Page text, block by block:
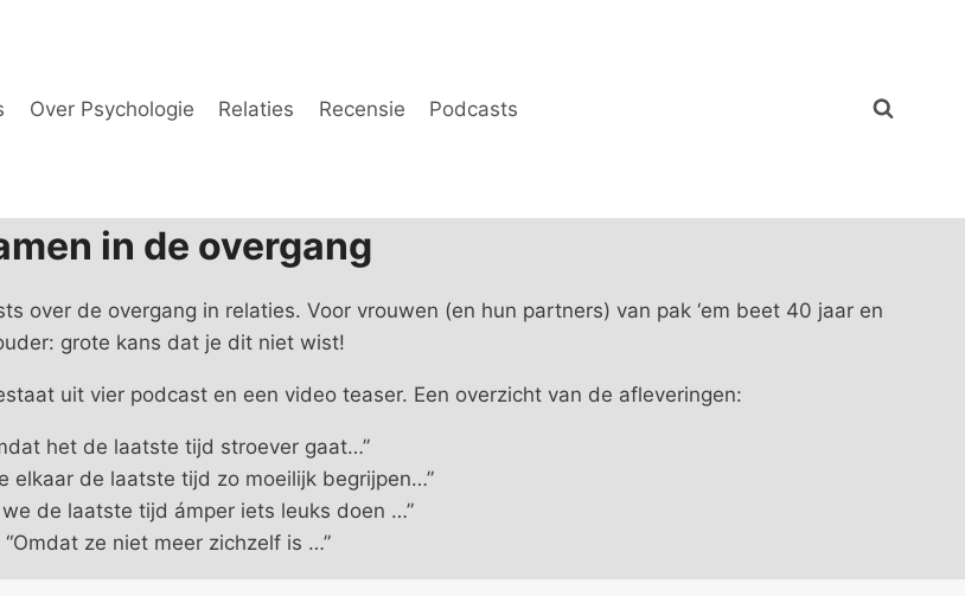
Over Psychologie Relaties Recensie Podcasts
in de overgang
over de overgang in relaties. Voor vrouwen (en hun partners) van pak ‘em beet 40 jaar en
grote kans dat je dit niet wist!
uit vier podcast en een video teaser. Een overzicht van de afleveringen:
het de laatste tijd stroever gaat…”
elkaar de laatste tijd zo moeilijk begrijpen…”
we de laatste tijd ámper iets leuks doen …”
“Omdat ze niet meer zichzelf is …”